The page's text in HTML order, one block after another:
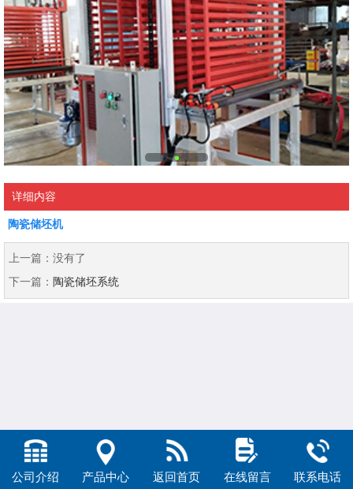
详细内容
陶瓷储坯机
上一篇： 没有了
下一篇： 陶瓷储坯系统
公司介绍 产品中心 返回首页 在线留言 联系电话